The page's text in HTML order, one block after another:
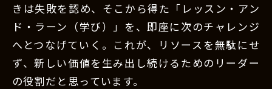
きは失敗を認め、そこから得た「レッスン・アン
ド・ラーン（学び）」を、即座に次のチャレンジ
へとつなげていく。これが、リソースを無駄にせ
ず、新しい価値を生み出し続けるためのリーダー
の役割だと思っています。